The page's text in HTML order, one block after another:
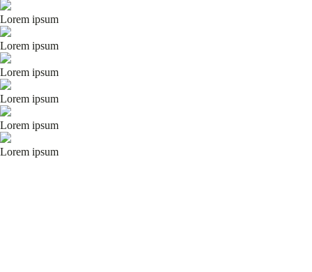
Lorem ipsum
Lorem ipsum
Lorem ipsum
Lorem ipsum
Lorem ipsum
Lorem ipsum